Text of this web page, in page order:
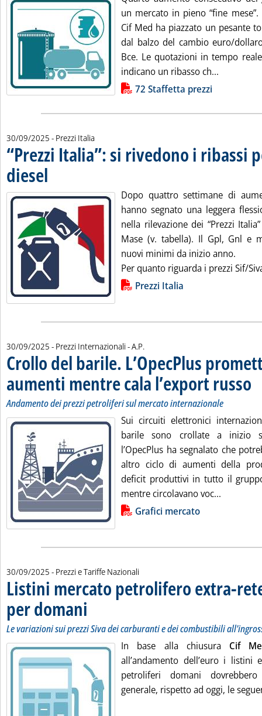
un mercato in pieno “fine
Cif Med ha piazzato un pesante
dal balzo del cambio euro/
Bce. Le quotazioni in tempo
indicano un ribasso ch...
Lista allegati PDF alla notizia72 Staffetta prezzi
30/09/2025 - Prezzi Italia
“Prezzi Italia”: si rivedono i ribassi
diesel
Dopo quattro settimane di
hanno segnato una leggera
nella rilevazione dei “Prezzi
Mase (v. tabella). Il Gpl, Gnl e
nuovi minimi da inizio anno.
Per quanto riguarda i prezzi Sif/
Lista allegati PDF alla notizia
Prezzi Italia
30/09/2025 - Prezzi Internazionali -di:
A.P.
Crollo del barile. L’OpecPlus
aumenti mentre cala l’export russo
Andamento dei prezzi petroliferi sul mercato internazionale
Sui circuiti elettronici
barile sono crollate a inizio
l’OpecPlus ha segnalato che
altro ciclo di aumenti della
deficit produttivi in ​​tutto il
mentre circolavano voc...
Lista allegati PDF alla notiziaGrafici mercato
30/09/2025 - Prezzi e Tariffe Nazionali
Listini mercato petrolifero extra-
per domani . Sottotitolo: Le variazioni sui prezzi Siva dei carburanti e dei
. Pubblicata martedì 30 settembre 2025 alle 9.13.
Le variazioni sui prezzi Siva dei carburanti e dei combustibili
In base alla chiusura Cif
all’andamento dell’euro i listini
petroliferi domani
generale, rispetto ad oggi, le